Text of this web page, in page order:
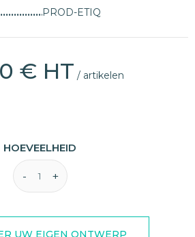
PROD-ETIQ
€ HT / artikelen
HOEVEELHEID